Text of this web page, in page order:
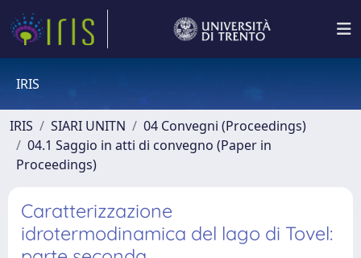
IRIS
IRIS SIARI UNITN
04 Convegni (Proceedings)
04.1 Saggio in atti di convegno (Paper in
Proceedings)
Caratterizzazione
idrotermodinamica del lago di Tovel: